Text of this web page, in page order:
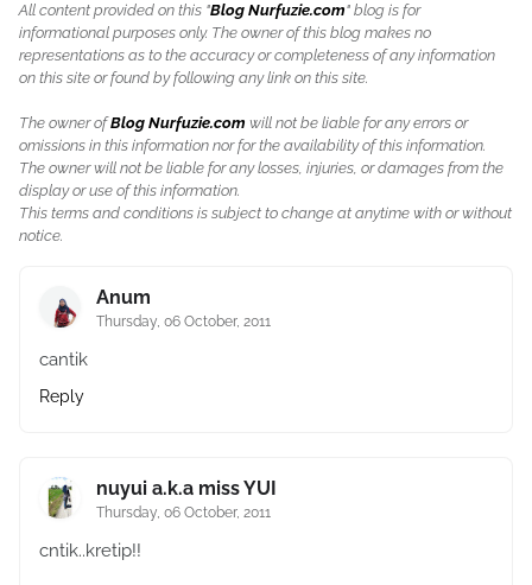
All content provided on this "Blog Nurfuzie.com" blog is for
informational purposes only. The owner of this blog makes no
representations as to the accuracy or completeness of any information
on this site or found by following any link on this site.
The owner ofBlog Nurfuzie.com will not be liable for any errors or
omissions in this information nor for the availability of this information.
The owner will not be liable for any losses, injuries, or damages from the
display or use of this information.
This terms and conditions is subject to change at anytime with or without
notice.
Anum
Thursday, 06 October, 2011
cantik
Reply
nuyui a.k.a miss YUI
Thursday, 06 October, 2011
cntik..kretip!!